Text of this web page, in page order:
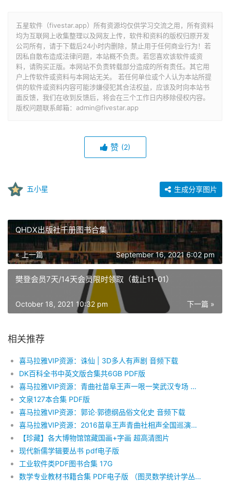
五星软件（fivestar.app）所有资源均仅供学习交流之用，所有资料
均为互联网上收集整理以及网友上传，软件和资料的版权归原开发
公司所有，请于下载后24小时内删除，禁止用于任何商业行为！若
因私自散布造成法律问题，本站概不负责。若您喜欢该软件或资
料，请购买正版。本网站不负责转载部分造成的所有责任。其它用
户上传软件或资料与本网站无关。 若任何单位或个人认为本站所提
供的软件或资料内容可能涉嫌侵犯其合法权益，应该及时向本站书
面反馈，我们在收到反馈后，将会在三个工作日内移除侵权内容。
版权问题联系邮箱：admin@fivestar.app
赞 (2)
五小星 生成分享图片
QHDX出版社千册图书合集
« 上一篇 September 16, 2021 6:02 pm
樊登会员7天/14天会员限时领取（截止11-01）
下一篇 »
October 18, 2021 10:32 pm
相关推荐
喜马拉雅VIP资源：诛仙 | 3D多人有声剧 音频下载
DK百科全书中英文版合集共6GB PDF版
喜马拉雅VIP资源：青曲社苗阜王声一哏一笑武汉专场 音频下载
文泉127本合集 PDF版
喜马拉雅VIP资源：郭论·郭德纲品俗文化史 音频下载
喜马拉雅VIP资源：2016苗阜王声青曲社相声全国巡演（第一季）音频下载
【珍藏】各大博物馆馆藏国画+字画 超高清图片
现代新儒学辑要丛书 pdf电子版
工业软件类PDF图书合集 17G
数学专业教材书籍合集 PDF电子版 （图灵数学统计学丛书、华章数学译丛等）